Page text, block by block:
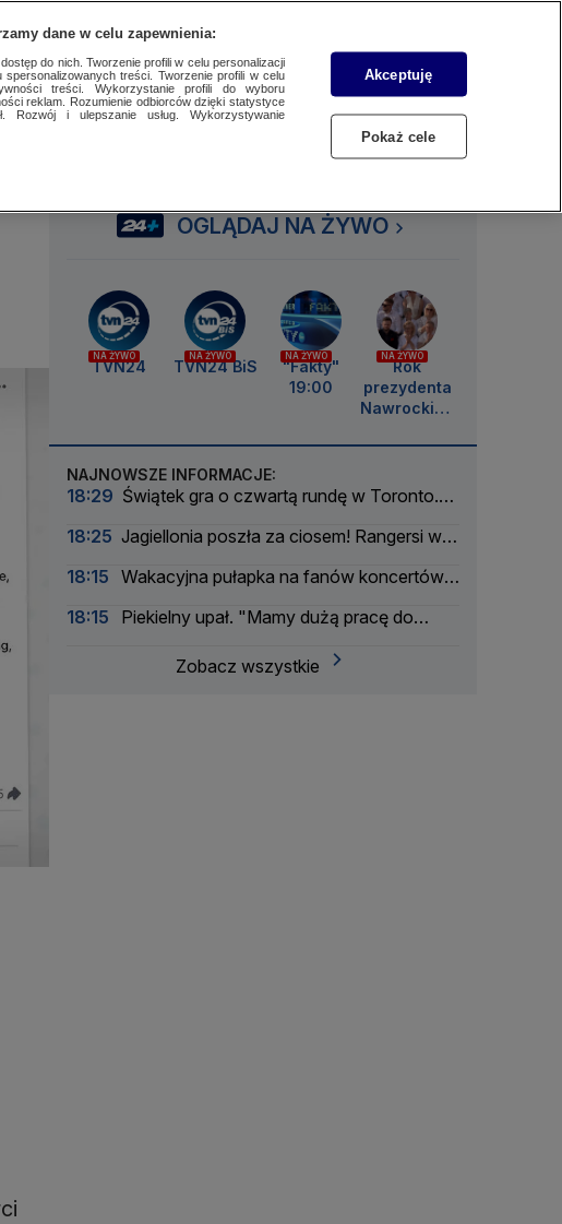
SUBSKRYBUJ
SzukajZaloguj się
CzytajSłuchaj
OGLĄDAJ NA ŻYWO
NA ŻYWO
TVN24
NA ŻYWO
TVN24 BiS
NA ŻYWO
"Fakty"
19:00
NA ŻYWO
Rok
prezydenta
Nawrockieg
NAJNOWSZE INFORMACJE:
18:29 Świątek gra o czwartą rundę w Toronto.
18:25 Jagiellonia poszła za ciosem! Rangersi w
18:15 Wakacyjna pułapka na fanów koncertów.
18:15
Piekielny upał. "Mamy dużą pracę do
Zobacz wszystkie
dane w celu zapewnienia:
do nich. Tworzenie profili w celu personalizacji
treści. Tworzenie profili w celu
treści. Wykorzystanie profili do wyboru
reklam. Rozumienie odbiorców dzięki statystyce
i ulepszanie usług. Wykorzystywanie
Akceptuję
Pokaż cele